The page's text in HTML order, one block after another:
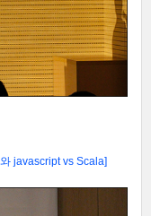
javascript vs Scala]